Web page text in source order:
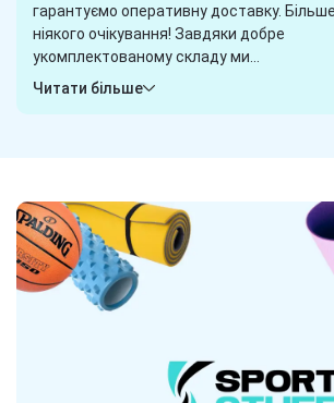
гарантуємо оперативну доставку. Більше
ніякого очікування! Завдяки добре
укомплектованому складу ми
гарантуємо, що обрані вами товари
Читати більше